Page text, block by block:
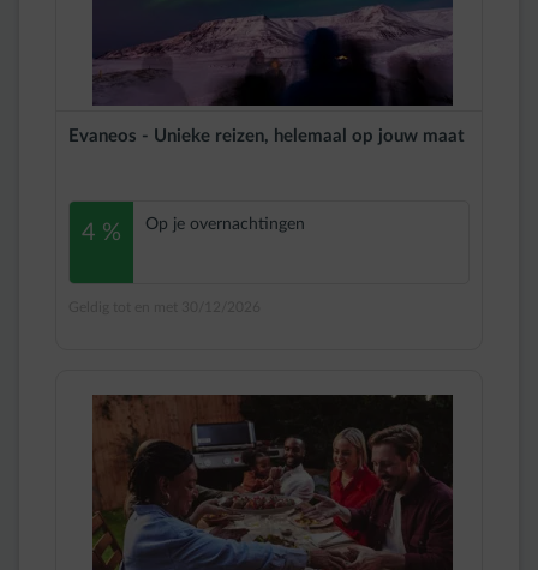
Evaneos - Unieke reizen, helemaal op jouw maat
4 % Op je overnachtingen